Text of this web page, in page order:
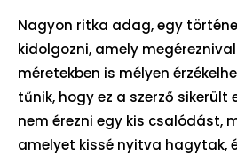
Nagyon ritka adag, egy
kidolgozni, amely
méretekben is mélyen
tűnik, hogy ez a szerző sikerült
nem érezni egy kis csalódást,
amelyet kissé nyitva hagytak,